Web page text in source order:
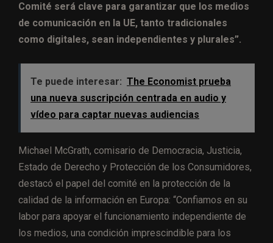
Comité será clave para garantizar que los medios
de comunicación en la UE, tanto tradicionales
como digitales, sean independientes y plurales”.
Te puede interesar: The Economist prueba
una nueva suscripción centrada en audio y
vídeo para captar nuevas audiencias
Michael McGrath, comisario de Democracia, Justicia,
Estado de Derecho y Protección de los Consumidores,
destacó el papel del comité en la protección de la
calidad de la información en Europa: “Confiamos en su
labor para apoyar el funcionamiento independiente de
los medios, una condición imprescindible para los